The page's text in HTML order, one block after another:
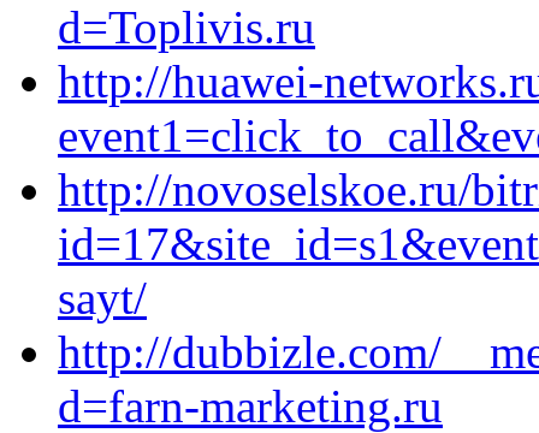
d=Toplivis.ru
http://huawei-
http://novoselskoe.ru/
sayt/
http://dubbizle.com/
d=farn-marketing.ru